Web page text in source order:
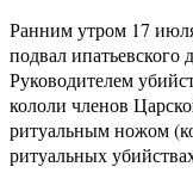
Ранним утром 17
подвал
Руководителем
кололи членов
ритуальным ножом
ритуальных